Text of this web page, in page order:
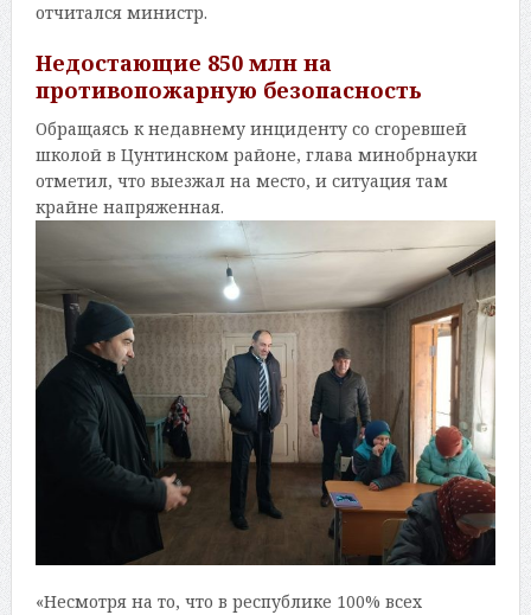
отчитался министр.
Недостающие 850 млн на
противопожарную безопасность
Обращаясь к недавнему инциденту со сгоревшей
школой в Цунтинском районе, глава минобрнауки
отметил, что выезжал на место, и ситуация там
крайне напряженная.
«Несмотря на то, что в республике 100% всех